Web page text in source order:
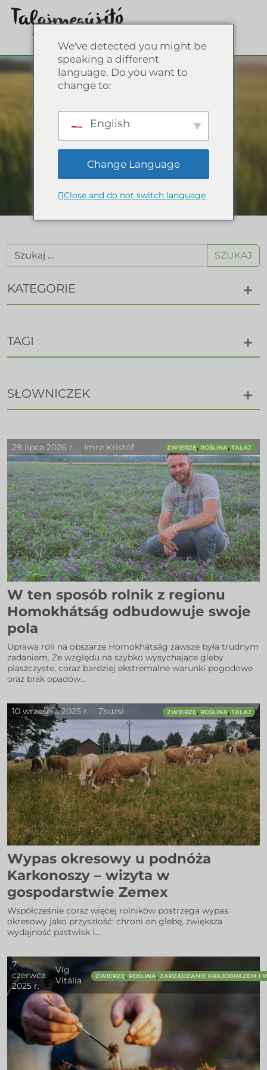
Zwierzę
Zapoznaj się z naszymi
słowniczkiem,
wydarzeniami, na
których
reprezentowane oraz
Bazie wiedzy.
SZUKAJ
KATEGORIE
TAGI
SŁOWNICZEK
29 lipca 2026 r. Imre Kristóf ZWIERZĘ, ROŚLINA,TALAJ
W ten sposób rolnik z regionu
Homokhátság odbudowuje swoje
pola
Uprawa roli na obszarze Homokhátság zawsze była trudnym
zadaniem. Ze względu na szybko wysychające gleby
piaszczyste, coraz bardziej ekstremalne warunki pogodowe
oraz brak opadów...
10 września 2025 r. Zsuzsi ZWIERZĘ, ROŚLINA,TALAJ
Wypas okresowy u podnóża
Karkonoszy – wizyta w
gospodarstwie Zemex
Współcześnie coraz więcej rolników postrzega wypas
okresowy jako przyszłość: chroni on glebę, zwiększa
wydajność pastwisk i...
7
czerwca
2025 r.
Víg
Vitália
ZWIERZĘ, ROŚLINA, ZARZĄDZANIE KRAJOBRAZEM I
We've detected you might be
speaking a different
language. Do you want to
change to:
English
Change Language
Close and do not switch language